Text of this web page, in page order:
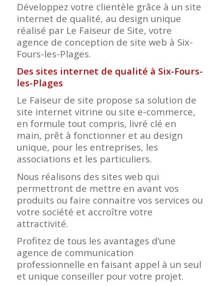
Développez votre clientèle grâce à un site
internet de qualité, au design unique
réalisé par Le Faiseur de Site, votre
agence de conception de site web à Six-
Fours-les-Plages.
Des sites internet de qualité à Six-Fours-
les-Plages
Le Faiseur de site propose sa solution de
site internet vitrine ou site e-commerce,
en formule tout compris, livré clé en
main, prêt à fonctionner et au design
unique, pour les entreprises, les
associations et les particuliers.
Nous réalisons des sites web qui
permettront de mettre en avant vos
produits ou faire connaitre vos services ou
votre société et accroître votre
attractivité.
Profitez de tous les avantages d’une
agence de communication
professionnelle en faisant appel à un seul
et unique conseiller pour votre projet.